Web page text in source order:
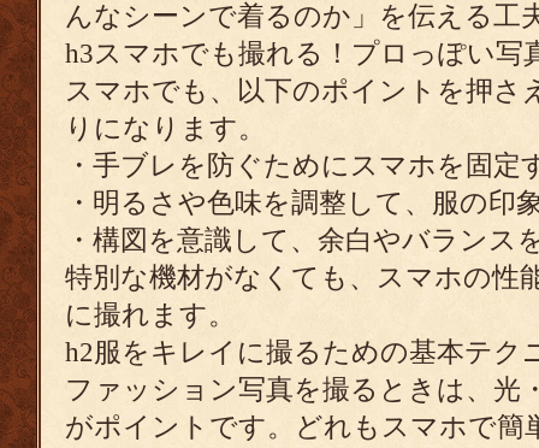
んなシーンで着るのか」を伝える工
h3スマホでも撮れる！プロっぽい写
スマホでも、以下のポイントを押さ
りになります。
・手ブレを防ぐためにスマホを固定
・明るさや色味を調整して、服の印
・構図を意識して、余白やバランス
特別な機材がなくても、スマホの性
に撮れます。
h2服をキレイに撮るための基本テク
ファッション写真を撮るときは、光
がポイントです。どれもスマホで簡